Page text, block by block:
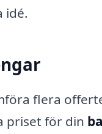
idé.
flera
priset för din